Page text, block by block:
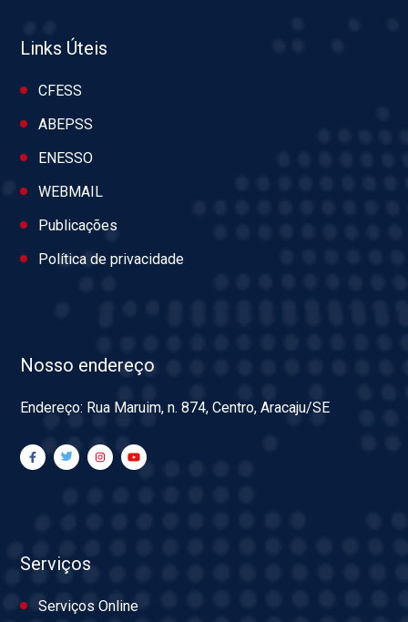
Links Úteis
CFESS
ABEPSS
ENESSO
WEBMAIL
Publicações
Política de privacidade
Nosso endereço
Endereço: Rua Maruim, n. 874, Centro, Aracaju/SE
Serviços
Serviços Online